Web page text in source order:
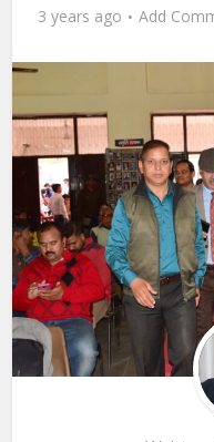
3 years ago Add